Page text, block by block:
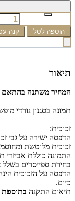
הוספה לסל קנה
תיאור
המחיר משתנה בהתאם
תמונה בסגנון נורדי
זכוכית:
הדפסה ישירה על גבי
זכוכית מלוטשת ומחוסמת
התמונה כוללת אביזרי תלייה-צפה (3 ס'מ
בחירת ספייסרים
כיום.
תיאום התקנה